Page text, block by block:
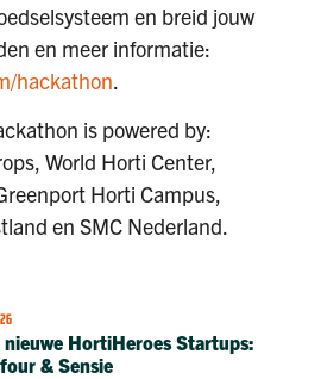
en breid jouw
en meer informatie:
hackathon
is powered by:
World Horti Center,
Horti Campus,
en SMC Nederland.
nieuwe HortiHeroes Startups:
& Sensie